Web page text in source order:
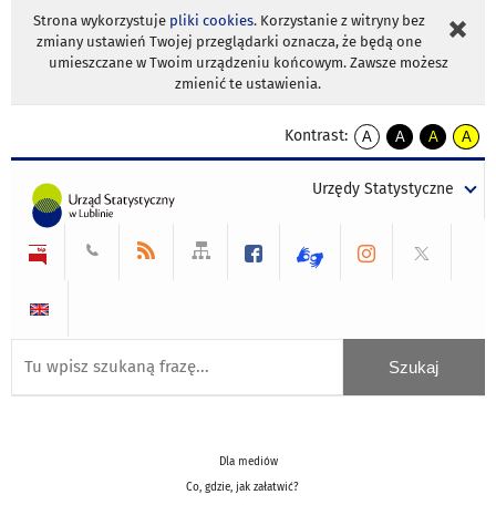
Strona wykorzystuje pliki cookies. Korzystanie z witryny bez
zmiany ustawień Twojej przeglądarki oznacza, że będą one
umieszczane w Twoim urządzeniu końcowym. Zawsze możesz
zmienić te ustawienia.
Kontrast:
A
kontrast
A
kontrast
tekst
czarnym
A
kontrast
tekst
czarnym
A
tekst
żółtym
Urzędy Statystyczne
Dla mediów
Co, gdzie, jak załatwić?